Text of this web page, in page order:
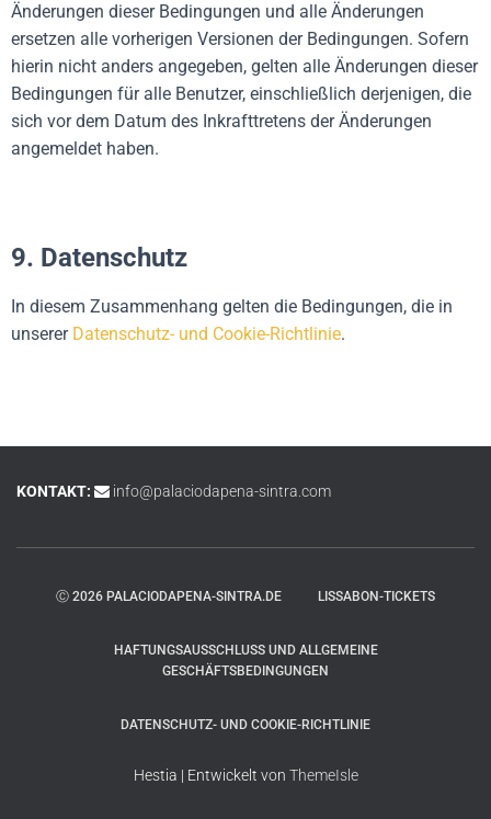
Änderungen dieser Bedingungen und alle Änderungen
ersetzen alle vorherigen Versionen der Bedingungen. Sofern
hierin nicht anders angegeben, gelten alle Änderungen dieser
Bedingungen für alle Benutzer, einschließlich derjenigen, die
sich vor dem Datum des Inkrafttretens der Änderungen
angemeldet haben.
9. Datenschutz
In diesem Zusammenhang gelten die Bedingungen, die in
unserer Datenschutz- und Cookie-Richtlinie.
KONTAKT: info@palaciodapena-sintra.com
Ⓒ 2026 PALACIODAPENA-SINTRA.DE LISSABON-TICKETS
HAFTUNGSAUSSCHLUSS UND ALLGEMEINE
GESCHÄFTSBEDINGUNGEN
DATENSCHUTZ- UND COOKIE-RICHTLINIE
Hestia | Entwickelt von ThemeIsle